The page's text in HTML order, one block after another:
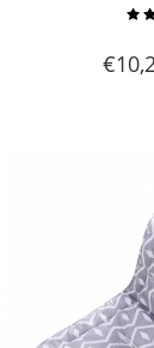
reutilizables
con un
€